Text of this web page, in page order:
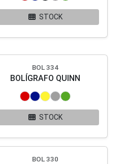
STOCK
BOL 334
BOLÍGRAFO QUINN
STOCK
BOL 330